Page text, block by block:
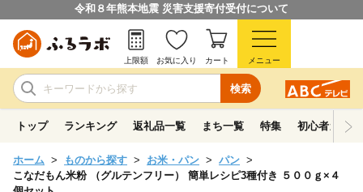
令和８年熊本地震 災害支援寄付受付について
検索
上限額 お気に入り カート メニュー
トップ ランキング 返礼品一覧 まち一覧 特集 初心者ガイド
ホーム ものから探す お米・パン
パン
こなだもん米粉 （グルテンフリー） 簡単レシピ3種付き ５００ｇ×４